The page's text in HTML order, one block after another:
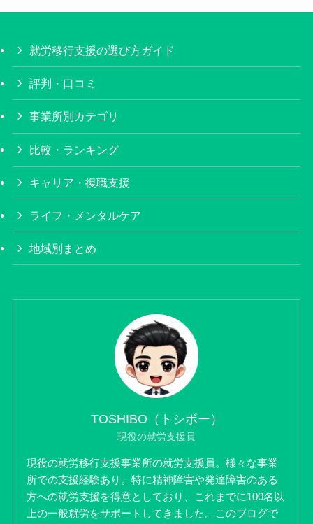
就労移行支援の選び方ガイド
評判・口コミ
事業所別カテゴリ
比較・ランキング
キャリア・復職支援
ライフ・メンタルケア
地域別まとめ
TOSHIBO（トシボー）
現役の就労支援員
現役の就労移行支援事業所の就労支援員。様々な事業
所での支援経験あり。特に精神障害や発達障害のある
方への就労支援を得意としており、これまでに100名以
上の一般就労をサポートしてきました。このブログで